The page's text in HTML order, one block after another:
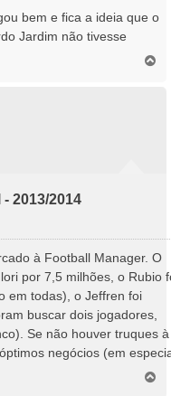
bem e fica a ideia que o
Jardim não tivesse
2013/2014
à Football Manager. O
por 7,5 milhões, o Rubio
em todas), o Jeffren foi
buscar dois jogadores,
Se não houver truques à
negócios (em